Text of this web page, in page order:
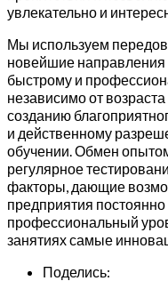
увлекательно и
Мы используем
новейшие
быстрому и
независимо от
созданию
и действенному
обучении. Обмен
регулярное
факторы, дающие
предприятия
профессиональный
занятиях самые
Поделись: